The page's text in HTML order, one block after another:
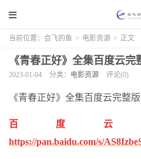
当前位置： 会飞的鱼 > 电影资源 > 正文
《青春正好》全集百度云
2023-01-04 分类： 电影资源 评论(0)
《青春正好》全集百度云完整
百度
https://pan.baidu.com/s/